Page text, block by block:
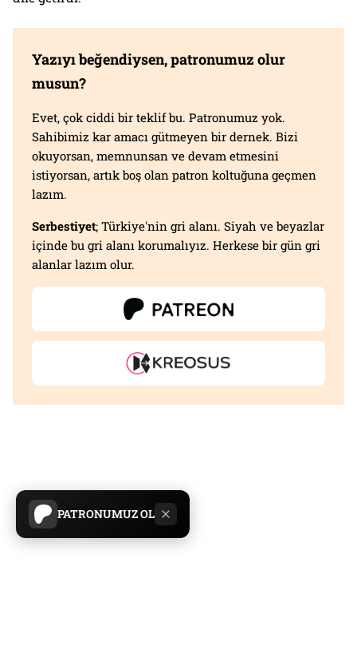
PATRONUMUZ OL
Yazıyı beğendiysen, patronumuz olur
musun?
Evet, çok ciddi bir teklif bu. Patronumuz yok.
Sahibimiz kar amacı gütmeyen bir dernek. Bizi
okuyorsan, memnunsan ve devam etmesini
istiyorsan, artık boş olan patron koltuğuna geçmen
lazım.
Serbestiyet; Türkiye'nin gri alanı. Siyah ve beyazlar
içinde bu gri alanı korumalıyız. Herkese bir gün gri
alanlar lazım olur.